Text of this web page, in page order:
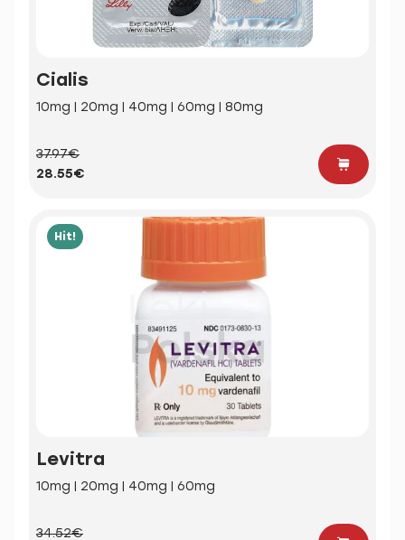
Cialis
10mg | 20mg | 40mg | 60mg | 80mg
37.97€
28.55€
Hit!
Levitra
10mg | 20mg | 40mg | 60mg
34.52€